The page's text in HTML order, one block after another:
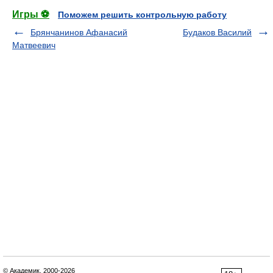
Игры ⚽
Поможем решить контрольную работу
Брянчанинов Афанасий
Матвеевич
Будаков Василий
© Академик, 2000-2026